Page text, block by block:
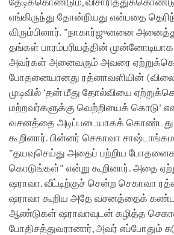
எங்கிருந்து தோன்றியது என்பதை
விரும்பினார். "நாகார்ஜுனனை
தங்கள் பாரம்பரியத்தின்
அவர்கள் அனைவரும் அவரை
போதனையானது ரத்னாவளியின்
முடிவில் 'தன் மீது தோல்வியை
மற்றவர்களுக்கு வெற்றியைக் கொடு'
வசனத்தை அடிப்படையாகக்
கூறினார். பின்னர் செகாவா
"தயவுசெய்து அதைப் பற்றிய
கொடுங்கள்" என்று கூறினார். அதை
ஷராவா. வீட்டிற்குச் சென்ற செகாவா
ஷராவா கூறிய அதே வசனத்தைக்
ஆண்டுகள் ஷராவாவுடன் கழித்த
போதிசத்துவரானார், அவர் எப்போதும்